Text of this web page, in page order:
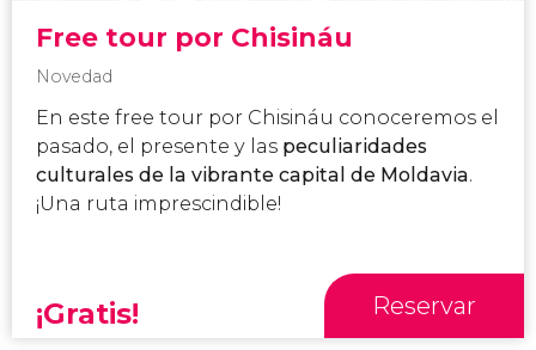
Free tour por Chisináu
Novedad
En este free tour por Chisináu conoceremos el
pasado, el presente y las peculiaridades
culturales de la vibrante capital de Moldavia.
¡Una ruta imprescindible!
¡Gratis! Reservar